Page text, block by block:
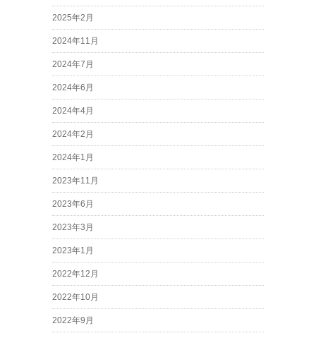
2025年2月
2024年11月
2024年7月
2024年6月
2024年4月
2024年2月
2024年1月
2023年11月
2023年6月
2023年3月
2023年1月
2022年12月
2022年10月
2022年9月